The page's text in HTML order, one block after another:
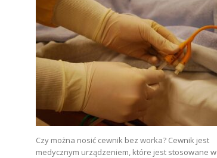
Czy można nosić cewnik bez worka? Cewnik jest
medycznym urządzeniem, które jest stosowane w